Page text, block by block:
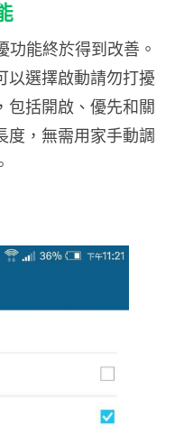
能終於得到改善。
以選擇啟動請勿打擾
包括開啟、優先和關
度，無需用家手動調